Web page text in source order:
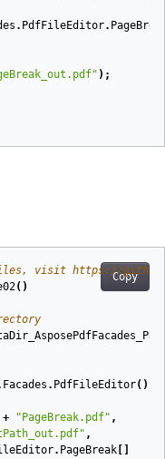
. PdfFileEditor.
);
Copy
visit https://
( )
Facades . PdfFileEditor();
+ "PageBreak.pdf" ,
,
. PageBreak